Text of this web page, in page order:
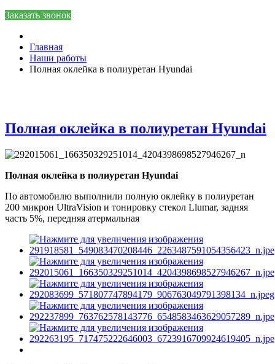
Заказать звонок
Главная
Наши работы
Полная оклейка в полиуретан Hyundai
Полная оклейка в полиуретан Hyundai
Полная оклейка в полиуретан Hyundai
По автомобилю выполнили полную оклейку в полиуретан
200 микрон UltraVision и тонировку стекол Llumar, задняя
часть 5%, передняя атермальная